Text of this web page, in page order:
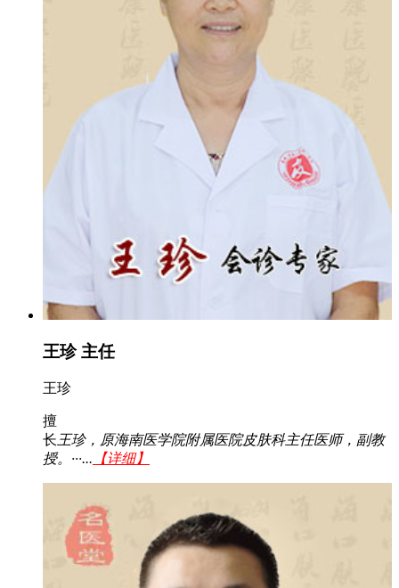
王珍 主任
王珍
擅
长王珍，原海南医学院附属医院皮肤科主任医师，副教
授。···... 【详细】